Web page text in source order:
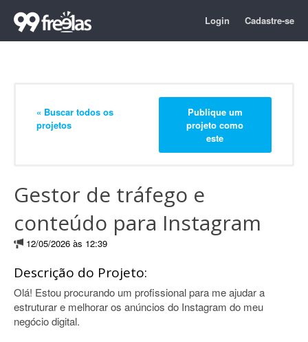
Login Cadastre-se
« Buscar todos os
projetos
Publique um
projeto como
este
Gestor de tráfego e
conteúdo para Instagram
12/05/2026 às 12:39
Descrição do Projeto:
Olá! Estou procurando um profissional para me ajudar a
estruturar e melhorar os anúncios do Instagram do meu
negócio digital.